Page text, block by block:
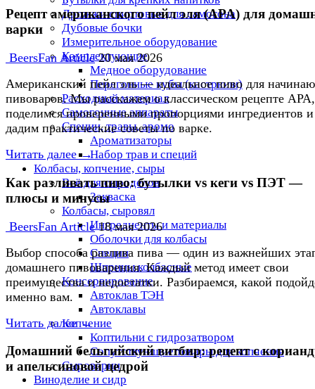
Дрожжи спиртовые для самогона
Дубовые бочки
Измерительное оборудование
Комплектующие
Медное оборудование
Перегонные кубы (кастрюли)
Расходный материал
Самогонные аппараты
Специи, травы, аромо
Ароматизаторы
Набор трав и специй
Колбасы, копчение, сыры
Всё для сыроделов
Закваска
Колбасы, сыровял
Ингредиенты и материалы
Оболочки для колбасы
Специи
Шприцы колбасные
Консервирование
Автоклав ТЭН
Автоклавы
Копчение
Коптильни с гидрозатвором
Сопутствующие товары для копчения
Сыроварни
Виноделие и сидр
Рецепт американского пейл эля (APA) для
варки
BeersFan Article 20 мая 2026
Американский пейл эль — идеальное пиво для
пивоваров. Мы расскажем о классическом рецепте APA,
поделимся проверенными пропорциями ингредиентов и
дадим практические советы по варке.
Читать далее →
Как разливать пиво: бутылки vs кеги vs ПЭТ —
плюсы и минусы
BeersFan Article 18 мая 2026
Выбор способа разлива пива — один из важнейших
домашнего пивоварения. Каждый метод имеет свои
преимущества и недостатки. Разбираемся, какой
именно вам.
Читать далее →
Домашний бельгийский витбир: рецепт с
и апельсиновой цедрой